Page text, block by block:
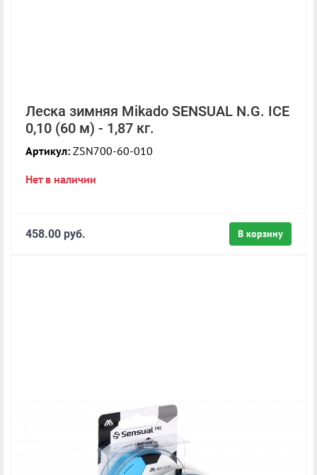
Леска зимняя Mikado SENSUAL N.G. ICE
0,10 (60 м) - 1,87 кг.
Артикул: ZSN700-60-010
Нет в наличии
В корзину
458.00 руб.